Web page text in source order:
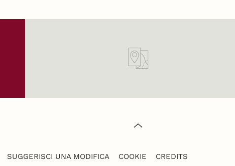
SUGGERISCI UNA MODIFICA COOKIE CREDITS